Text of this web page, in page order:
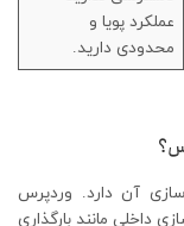
عملکرد پویا و
محدودی دارید.
آن دارد. وردپرس
داخلی مانند بارگذاری